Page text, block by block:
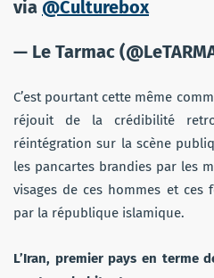
via @Culturebox
— Le Tarmac
C’est pourtant cette même
réjouit de la crédibilité
réintégration sur la scène
les pancartes brandies par les
visages de ces hommes et ces
par la république islamique.
L’Iran, premier pays en terme